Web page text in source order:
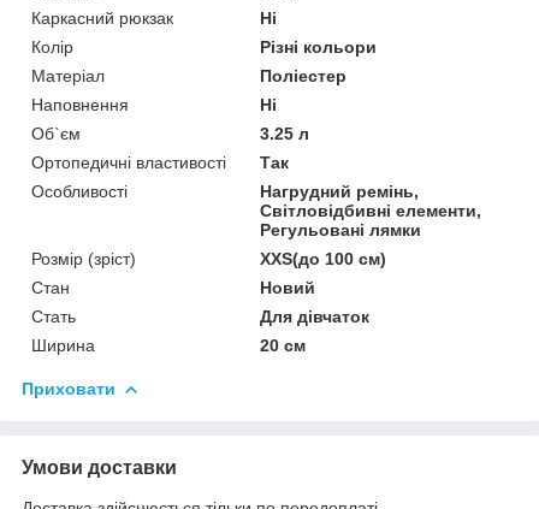
Каркасний рюкзак
Ні
Колір
Різні кольори
Матеріал
Поліестер
Наповнення
Ні
Об`єм
3.25 л
Ортопедичні властивості
Так
Особливості
Нагрудний ремінь,
Світловідбивні елементи,
Регульовані лямки
Розмір (зріст)
XXS(до 100 см)
Стан
Новий
Стать
Для дівчаток
Ширина
20 см
Приховати
Умови доставки